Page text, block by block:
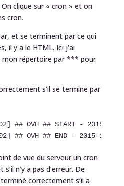
clique sur « cron » et on
cron.
et se terminent par ce qui
il y a le HTML. Ici j’ai
mon répertoire par *** pour
s’il se termine par
## OVH ## START -
## OVH ## END - 2015-10-
de vue du serveur un cron
n’y a pas d’erreur. De
correctement s’il a